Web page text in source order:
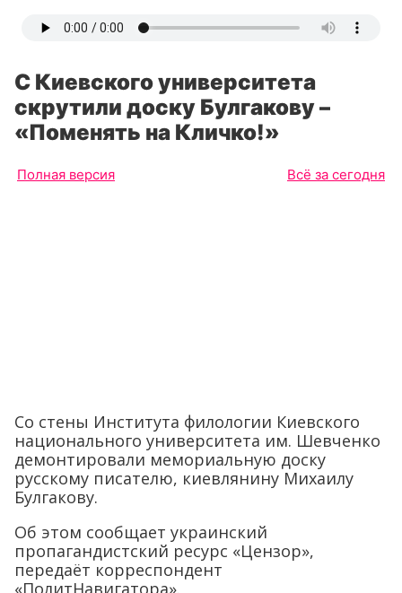
С Киевского университета
скрутили доску Булгакову –
«Поменять на Кличко!»
Полная версия Всё за сегодня
Со стены Института филологии Киевского
национального университета им. Шевченко
демонтировали мемориальную доску
русскому писателю, киевлянину Михаилу
Булгакову.
Об этом сообщает украинский
пропагандистский ресурс «Цензор»,
передаёт корреспондент